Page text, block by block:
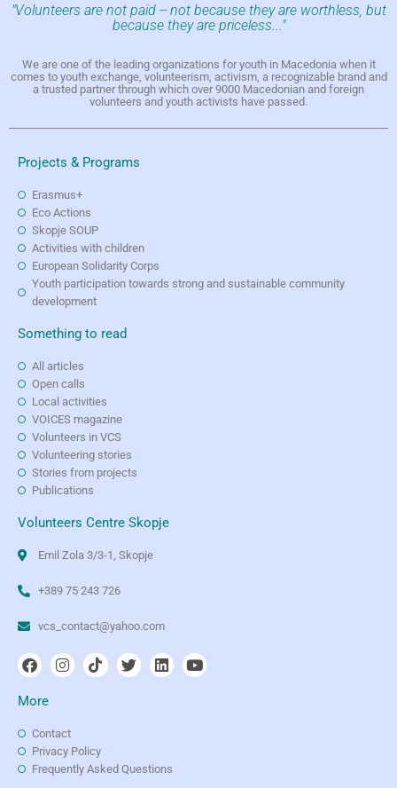
"Volunteers are not paid -- not because they are worthless, but
because they are priceless..."
We are one of the leading organizations for youth in Macedonia when it
comes to youth exchange, volunteerism, activism, a recognizable brand and
a trusted partner through which over 9000 Macedonian and foreign
volunteers and youth activists have passed.
Projects & Programs
Erasmus+
Eco Actions
Skopje SOUP
Activities with children
European Solidarity Corps
Youth participation towards strong and sustainable community
development
Something to read
All articles
Open calls
Local activities
VOICES magazine
Volunteers in VCS
Volunteering stories
Stories from projects
Publications
Volunteers Centre Skopje
Emil Zola 3/3-1, Skopje
+389 75 243 726
vcs_contact@yahoo.com
More
Contact
Privacy Policy
Frequently Asked Questions